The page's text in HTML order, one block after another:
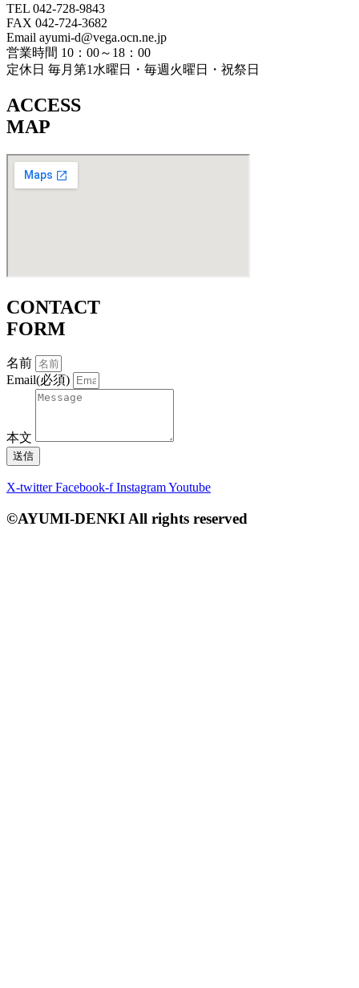
TEL 042-728-9843
FAX 042-724-3682
Email ayumi-d@vega.ocn.ne.jp
営業時間 10：00～18：00
定休日 毎月第1水曜日・毎週火曜日・祝祭日
ACCESS
MAP
CONTACT
FORM
名前
Email(必須)
本文
送信
X-twitter Facebook-f InstagramYoutube
©AYUMI-DENKI All rights reserved